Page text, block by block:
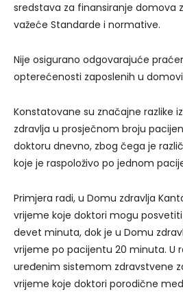
sredstava za finansiranje domova
važeće Standarde i normative.
Nije osigurano odgovarajuće
opterećenosti zaposlenih u
Konstatovane su značajne razlike
zdravlja u prosječnom broju
doktoru dnevno, zbog čega je
koje je raspoloživo po jednom
Primjera radi, u Domu zdravlja
vrijeme koje doktori mogu
devet minuta, dok je u Domu
vrijeme po pacijentu 20 minuta. U
uređenim sistemom zdravstvene
vrijeme koje doktori porodične